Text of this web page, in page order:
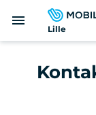
zum
Lille
menu